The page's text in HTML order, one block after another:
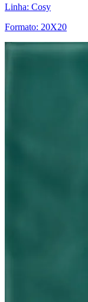
Linha: Cosy
Formato: 20X20